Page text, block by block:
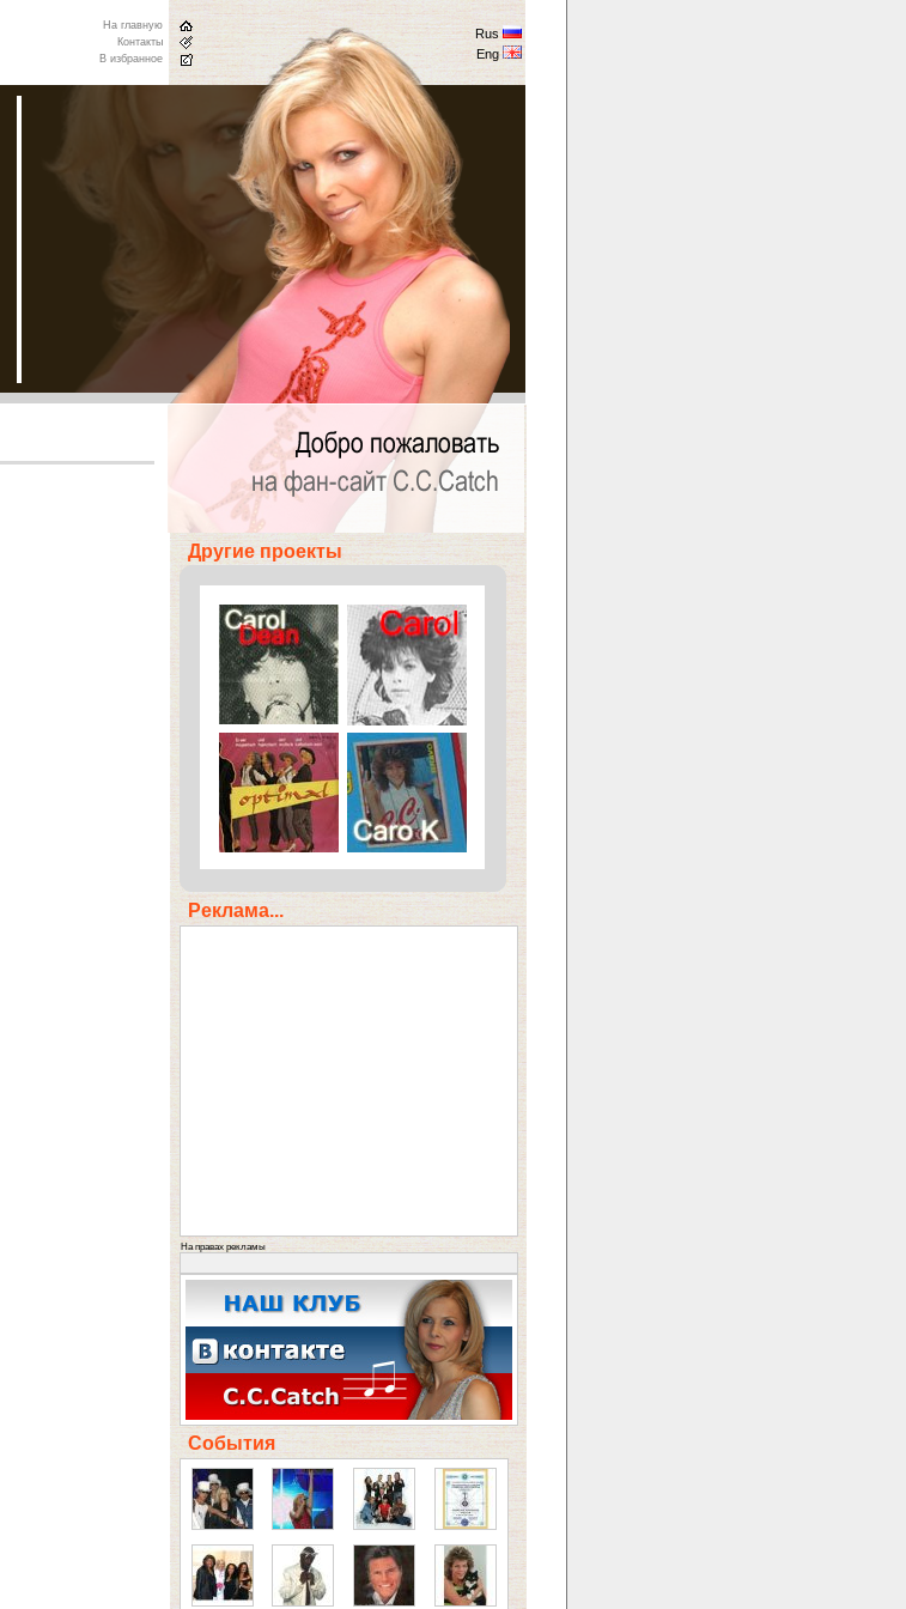
На главную
Контакты
В избранное
Rus
Eng
Другие проекты
Реклама...
На правах рекламы
События